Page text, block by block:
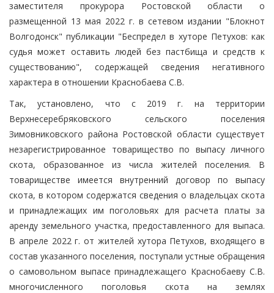
заместителя прокурора Ростовской области о
размещенной 13 мая 2022 г. в сетевом издании "Блокнот
Волгодонск" публикации "Беспредел в хуторе Петухов: как
судья может оставить людей без пастбища и средств к
существованию", содержащей сведения негативного
характера в отношении Краснобаева С.В.
Так, установлено, что с 2019 г. на территории
Верхнесеребряковского сельского поселения
Зимовниковского района Ростовской области существует
незарегистрированное товарищество по выпасу личного
скота, образованное из числа жителей поселения. В
товариществе имеется внутренний договор по выпасу
скота, в котором содержатся сведения о владельцах скота
и принадлежащих им поголовьях для расчета платы за
аренду земельного участка, предоставленного для выпаса.
В апреле 2022 г. от жителей хутора Петухов, входящего в
состав указанного поселения, поступали устные обращения
о самовольном выпасе принадлежащего Краснобаеву С.В.
многочисленного поголовья скота на землях